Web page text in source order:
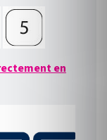
en